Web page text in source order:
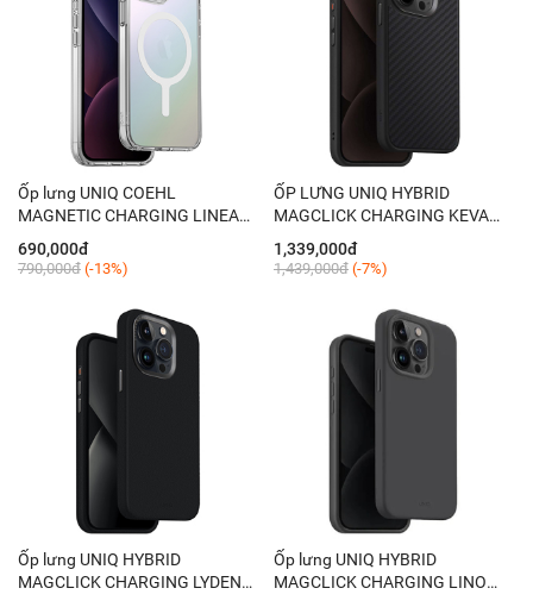
Ốp lưng UNIQ COEHL
MAGNETIC CHARGING LINEAR
IPHONE 15 PRO (2023) 6.1'' -
IRIDESCENT (IRIDESCENT)
690,000đ
790,000đ (-13%)
ỐP LƯNG UNIQ HYBRID
MAGCLICK CHARGING KEVA
IPHONE 15 PRO (2023) 6.1'' -
CARBON (BLACK)
1,339,000đ
1,439,000đ (-7%)
Ốp lưng UNIQ HYBRID
MAGCLICK CHARGING LYDEN
Ốp lưng UNIQ HYBRID
MAGCLICK CHARGING LINO